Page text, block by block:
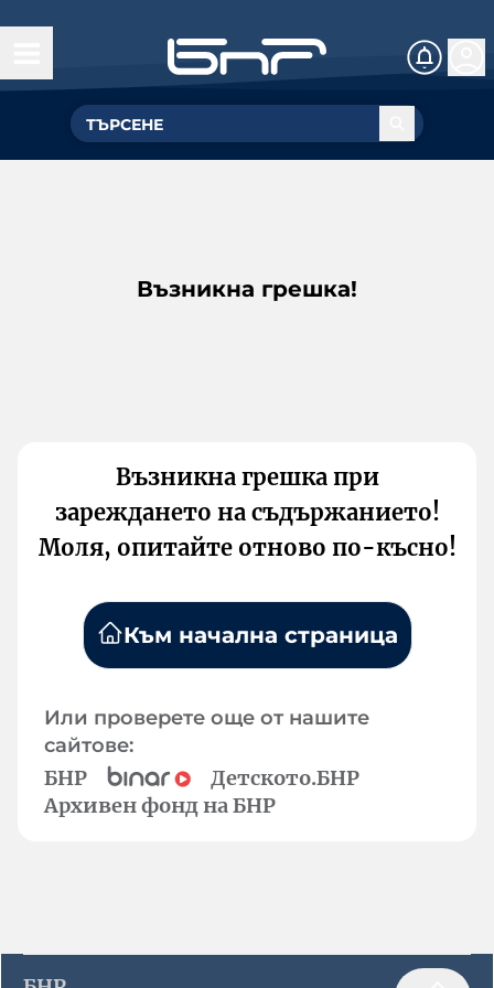
Възникна грешка!
Възникна грешка при
зареждането на съдържанието!
Моля, опитайте отново по-късно!
Към начална страница
Или проверете още от нашите
сайтове:
БНР
Детското.БНР
Архивен фонд на БНР